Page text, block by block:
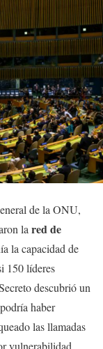
de la ONU,
la red de
la capacidad de
150 líderes
descubrió un
haber
las llamadas
vulnerabilidad